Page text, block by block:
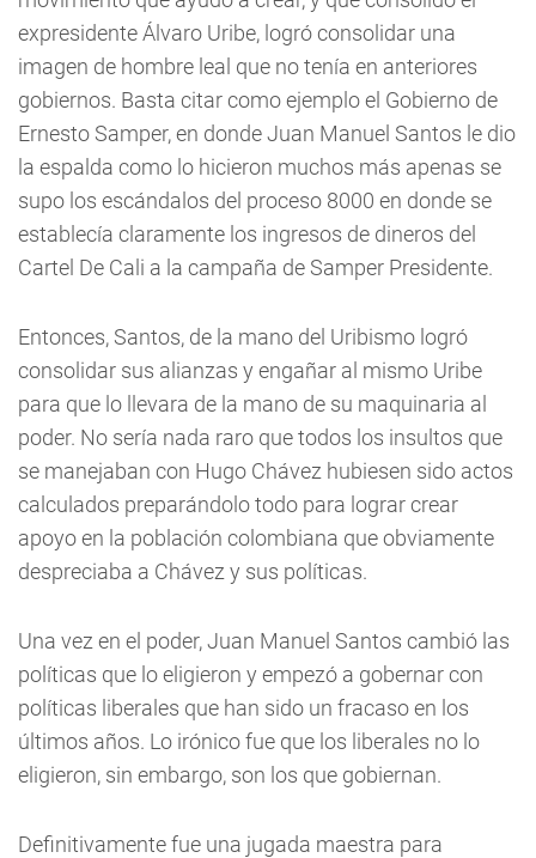
expresidente Álvaro Uribe, logró consolidar una
imagen de hombre leal que no tenía en anteriores
gobiernos. Basta citar como ejemplo el Gobierno de
Ernesto Samper, en donde Juan Manuel Santos le dio
la espalda como lo hicieron muchos más apenas se
supo los escándalos del proceso 8000 en donde se
establecía claramente los ingresos de dineros del
Cartel De Cali a la campaña de Samper Presidente.
Entonces, Santos, de la mano del Uribismo logró
consolidar sus alianzas y engañar al mismo Uribe
para que lo llevara de la mano de su maquinaria al
poder. No sería nada raro que todos los insultos que
se manejaban con Hugo Chávez hubiesen sido actos
calculados preparándolo todo para lograr crear
apoyo en la población colombiana que obviamente
despreciaba a Chávez y sus políticas.
Una vez en el poder, Juan Manuel Santos cambió las
políticas que lo eligieron y empezó a gobernar con
políticas liberales que han sido un fracaso en los
últimos años. Lo irónico fue que los liberales no lo
eligieron, sin embargo, son los que gobiernan.
Definitivamente fue una jugada maestra para